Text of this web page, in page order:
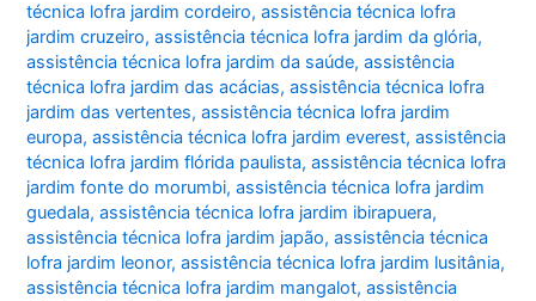
técnica lofra jardim cordeiro,assistência técnica lofra
jardim cruzeiro,assistência técnica lofra jardim da glória,
assistência técnica lofra jardim da saúde,assistência
técnica lofra jardim das acácias,assistência técnica lofra
jardim das vertentes,assistência técnica lofra jardim
europa,assistência técnica lofra jardim everest,assistência
técnica lofra jardim flórida paulista,assistência técnica lofra
jardim fonte do morumbi,assistência técnica lofra jardim
guedala,assistência técnica lofra jardim ibirapuera,
assistência técnica lofra jardim japão,assistência técnica
lofra jardim leonor,assistência técnica lofra jardim lusitânia,
assistência técnica lofra jardim mangalot,assistência